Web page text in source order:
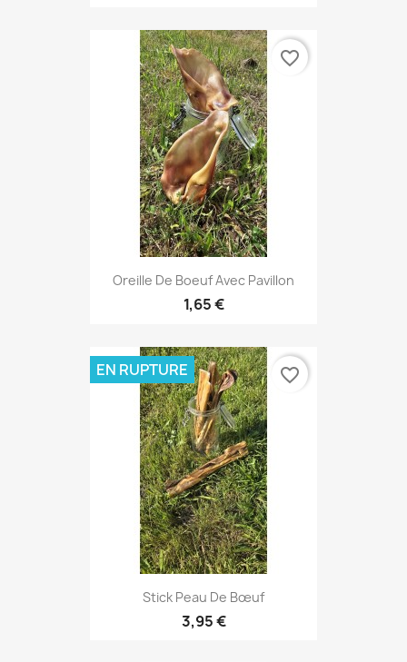
Oreille De Boeuf Avec Pavillon
1,65 €
favorite_border
Stick Peau De Bœuf
3,95 €
EN RUPTURE favorite_border